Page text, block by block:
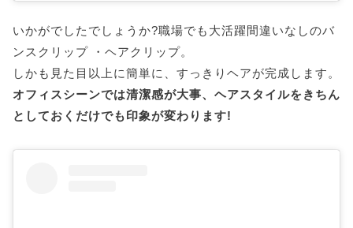
いかがでしたでしょうか?職場でも大活躍間違いなしのバ
ンスクリップ ・ヘアクリップ。
しかも見た目以上に簡単に、すっきりヘアが完成します。
オフィスシーンでは清潔感が大事、ヘアスタイルをきちん
としておくだけでも印象が変わります!